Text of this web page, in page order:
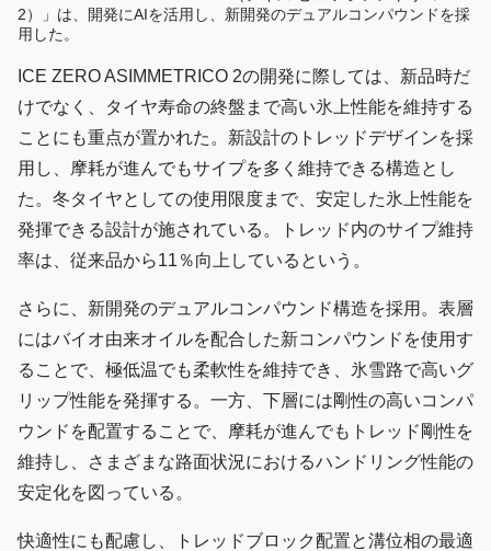
2）」は、開発にAIを活用し、新開発のデュアルコンパウンドを採
用した。
ICE ZERO ASIMMETRICO 2の開発に際しては、新品時だ
けでなく、タイヤ寿命の終盤まで高い氷上性能を維持する
ことにも重点が置かれた。新設計のトレッドデザインを採
用し、摩耗が進んでもサイプを多く維持できる構造とし
た。冬タイヤとしての使用限度まで、安定した氷上性能を
発揮できる設計が施されている。トレッド内のサイプ維持
率は、従来品から11％向上しているという。
さらに、新開発のデュアルコンパウンド構造を採用。表層
にはバイオ由来オイルを配合した新コンパウンドを使用す
ることで、極低温でも柔軟性を維持でき、氷雪路で高いグ
リップ性能を発揮する。一方、下層には剛性の高いコンパ
ウンドを配置することで、摩耗が進んでもトレッド剛性を
維持し、さまざまな路面状況におけるハンドリング性能の
安定化を図っている。
快適性にも配慮し、トレッドブロック配置と溝位相の最適